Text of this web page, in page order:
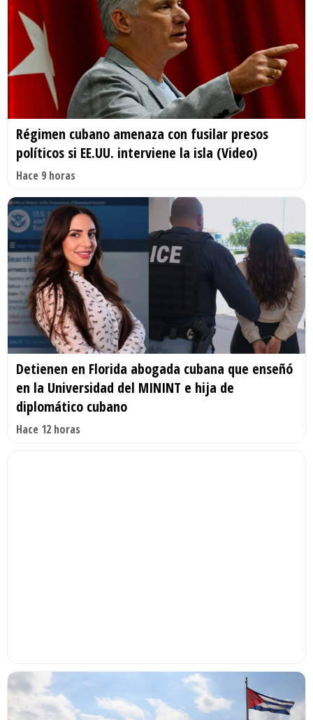
Régimen cubano amenaza con fusilar presos
políticos si EE.UU. interviene la isla (Video)
Hace 9 horas
Detienen en Florida abogada cubana que enseñó
en la Universidad del MININT e hija de
diplomático cubano
Hace 12 horas